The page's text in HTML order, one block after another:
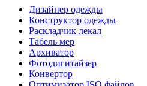
Дизайнер одежды
Конструктор одежды
Раскладчик лекал
Табель мер
Архиватор
Фотодигитайзер
Конвертор